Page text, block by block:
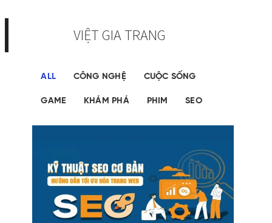
VIỆT GIA TRANG
ALL CÔNG NGHỆ CUỘC SỐNG
GAME KHÁM PHÁ PHIM SEO